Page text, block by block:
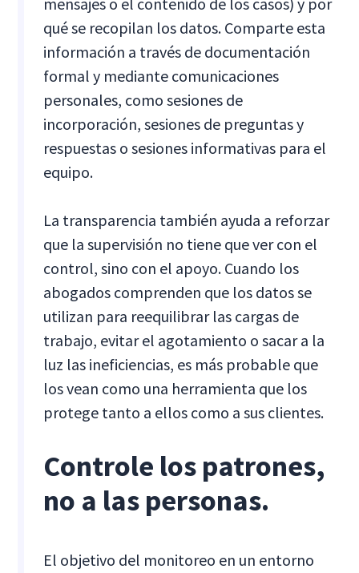
qué se recopilan los datos. Comparte esta
información a través de documentación
formal y mediante comunicaciones
personales, como sesiones de
incorporación, sesiones de preguntas y
respuestas o sesiones informativas para el
equipo.
La transparencia también ayuda a reforzar
que la supervisión no tiene que ver con el
control, sino con el apoyo. Cuando los
abogados comprenden que los datos se
utilizan para reequilibrar las cargas de
trabajo, evitar el agotamiento o sacar a la
luz las ineficiencias, es más probable que
los vean como una herramienta que los
protege tanto a ellos como a sus clientes.
Controle los patrones,
no a las personas.
El objetivo del monitoreo en un entorno